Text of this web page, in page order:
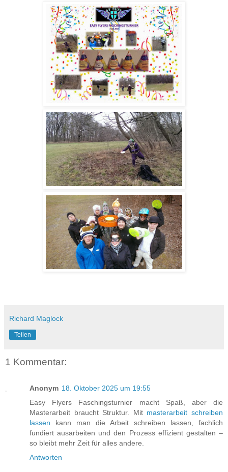
Richard Maglock
Teilen
1 Kommentar:
Anonym 18. Oktober 2025 um 19:55
Easy Flyers Faschingsturnier macht Spaß, aber die
Masterarbeit braucht Struktur. Mit masterarbeit schreiben
lassen kann man die Arbeit schreiben lassen, fachlich
fundiert ausarbeiten und den Prozess effizient gestalten –
so bleibt mehr Zeit für alles andere.
Antworten